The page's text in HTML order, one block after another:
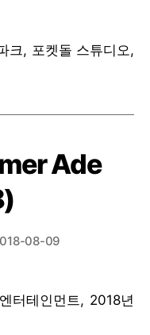
크, 포켓돌 스튜디오,
Ade
08-09
터테인먼트, 2018년